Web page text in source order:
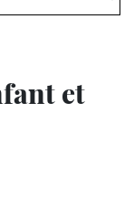
et